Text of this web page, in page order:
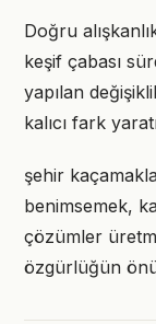
Doğru
keşif çabası
yapılan
kalıcı fark
şehir
benimsemek,
çözümler
özgürlüğün